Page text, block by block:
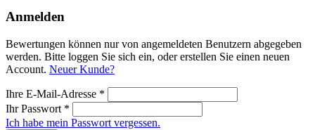
Anmelden
Bewertungen können nur von angemeldeten Benutzern abgegeben
werden. Bitte loggen Sie sich ein, oder erstellen Sie einen neuen
Account. Neuer Kunde?
Ihre E-Mail-Adresse *
Ihr Passwort *
Ich habe mein Passwort vergessen.